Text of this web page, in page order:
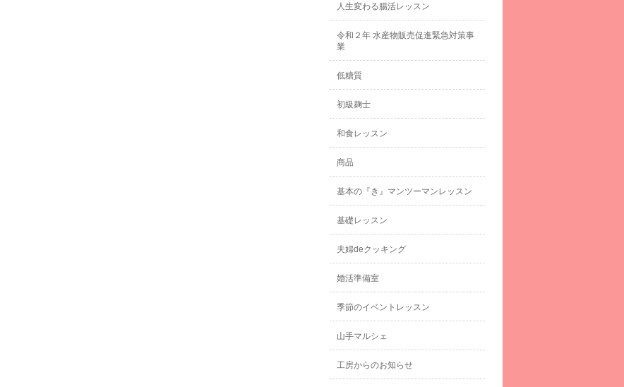
人生変わる腸活レッスン
令和２年 水産物販売促進緊急対策事
業
低糖質
初級麹士
和食レッスン
商品
基本の『き』マンツーマンレッスン
基礎レッスン
夫婦deクッキング
婚活準備室
季節のイベントレッスン
山手マルシェ
工房からのお知らせ